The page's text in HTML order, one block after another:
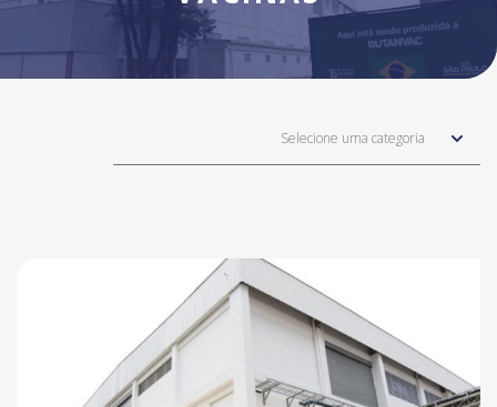
Selecione uma categoria